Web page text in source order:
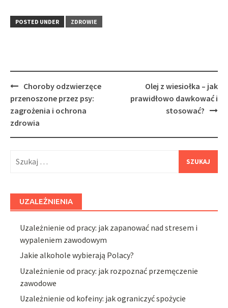
POSTED UNDER ZDROWIE
Post
navigation
Choroby odzwierzęce
przenoszone przez psy:
zagrożenia i ochrona
zdrowia
Olej z wiesiołka – jak
prawidłowo dawkować i
stosować?
UZALEŻNIENIA
Uzależnienie od pracy: jak zapanować nad stresem i
wypaleniem zawodowym
Jakie alkohole wybierają Polacy?
Uzależnienie od pracy: jak rozpoznać przemęczenie
zawodowe
Uzależnienie od kofeiny: jak ograniczyć spożycie